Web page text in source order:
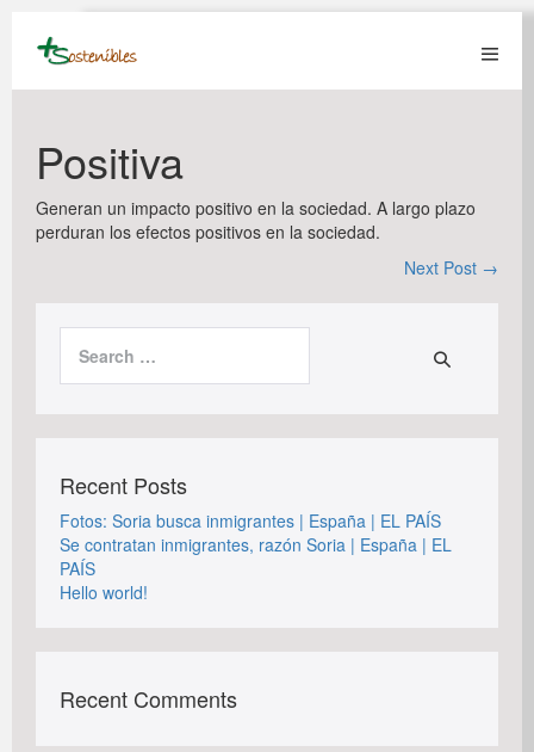
content
Toggle
Positiva
Generan un impacto positivo en la sociedad. A largo plazo
perduran los efectos positivos en la sociedad.
Next Post →
for:
Recent Posts
Fotos: Soria busca inmigrantes | España | EL PAÍS
Se contratan inmigrantes, razón Soria | España | EL
PAÍS
Hello world!
Recent Comments